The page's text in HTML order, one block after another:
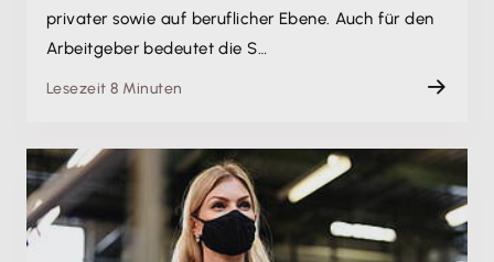
privater sowie auf beruflicher Ebene. Auch für den
Arbeitgeber bedeutet die S…
Lesezeit 8 Minuten